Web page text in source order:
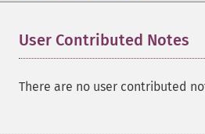
User Contributed Notes
There are no user contributed